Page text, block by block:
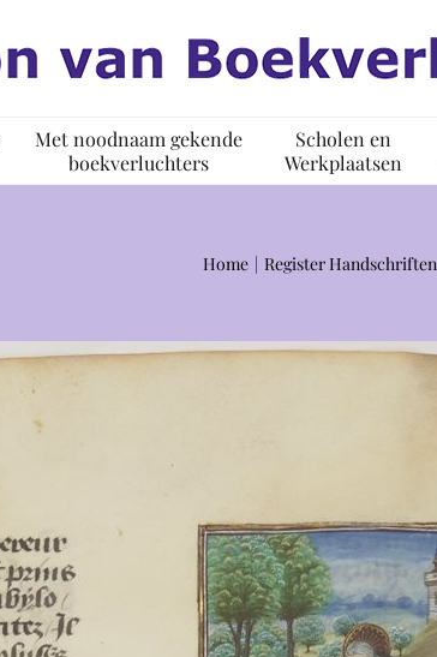
Met noodnaam gekende
boekverluchters
Scholen en
Werkplaatsen
Home Register Handschriften